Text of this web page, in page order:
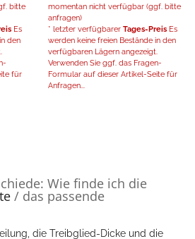
bitte
Es
den
für
momentan nicht verfügbar (ggf. bitte
anfragen)
* letzter verfügbarer Tages-Preis Es
werden keine freien Bestände in den
verfügbaren Lägern angezeigt.
Verwenden Sie ggf. das Fragen-
Formular auf dieser Artikel-Seite für
Anfragen...
Wie finde ich die
/ das passende
die Treibglied-Dicke und die